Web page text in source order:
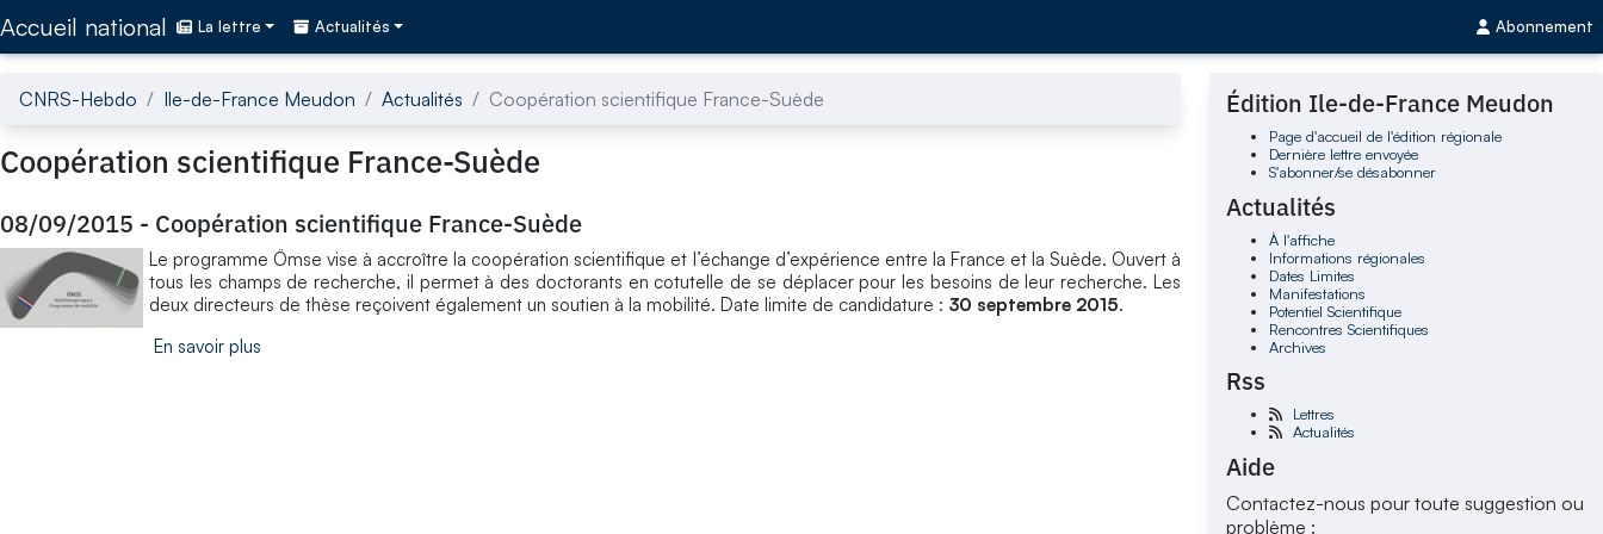
Accueil national La lettre Actualités Abonnement
CNRS-Hebdo Ile-de-France Meudon Actualités Coopération scientifique France-Suède
Coopération scientifique France-Suède
08/09/2015 - Coopération scientifique France-Suède
Le programme Ömse vise à accroître la coopération scientifique et l’échange d’expérience entre la France et la Suède. Ouvert à
tous les champs de recherche, il permet à des doctorants en cotutelle de se déplacer pour les besoins de leur recherche. Les
deux directeurs de thèse reçoivent également un soutien à la mobilité. Date limite de candidature : 30 septembre 2015.
En savoir plus
Édition Ile-de-France Meudon
Page d'accueil de l'édition régionale
Dernière lettre envoyée
S'abonner/se désabonner
Actualités
À l'affiche
Informations régionales
Dates Limites
Manifestations
Potentiel Scientifique
Rencontres Scientifiques
Archives
Rss
Lettres
Actualités
Aide
Contactez-nous pour toute suggestion ou
problème :